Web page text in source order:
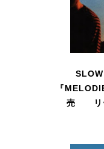
『
売 リー